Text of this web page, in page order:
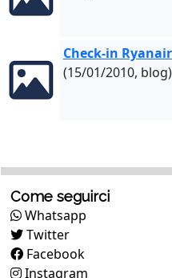
Check-in
(15/01/2010, blog)
Come seguirci
Whatsapp
Twitter
Facebook
Instagram